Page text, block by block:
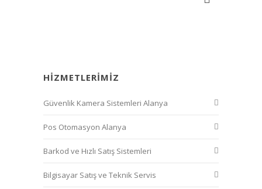
HIZMETLERIMIZ
Güvenlik Kamera Sistemleri Alanya
Pos Otomasyon Alanya
Barkod ve Hızlı Satış Sistemleri
Bilgisayar Satış ve Teknik Servis